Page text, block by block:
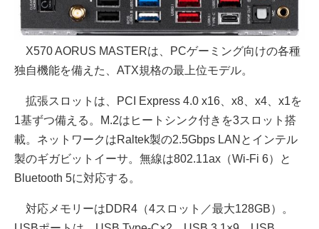
X570 AORUS MASTERは、PCゲーミング向けの各種
独自機能を備えた、ATX規格の最上位モデル。
拡張スロットは、PCI Express 4.0 x16、x8、x4、x1を
1基ずつ備える。M.2はヒートシンク付きを3スロット搭
載。ネットワークはRaltek製の2.5Gbps LANとインテル
製のギガビットイーサ。無線は802.11ax（Wi-Fi 6）と
Bluetooth 5に対応する。
対応メモリーはDDR4（4スロット／最大128GB）。